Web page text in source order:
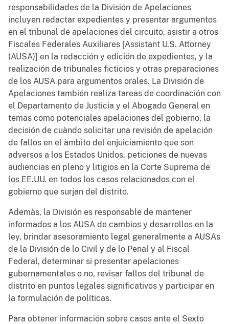
responsabilidades de la División de Apelaciones
incluyen redactar expedientes y presentar argumentos
en el tribunal de apelaciones del circuito, asistir a otros
Fiscales Federales Auxiliares [Assistant U.S. Attorney
(AUSA)] en la redacción y edición de expedientes, y la
realización de tribunales ficticios y otras preparaciones
de los AUSA para argumentos orales. La División de
Apelaciones también realiza tareas de coordinación con
el Departamento de Justicia y el Abogado General en
temas como potenciales apelaciones del gobierno, la
decisión de cuàndo solicitar una revisión de apelación
de fallos en el àmbito del enjuiciamiento que son
adversos a los Estados Unidos, peticiones de nuevas
audiencias en pleno y litigios en la Corte Suprema de
los EE.UU. en todos los casos relacionados con el
gobierno que surjan del distrito.
Ademàs, la División es responsable de mantener
informados a los AUSA de cambios y desarrollos en la
ley, brindar asesoramiento legal generalmente a AUSAs
de la División de lo Civil y de lo Penal y al Fiscal
Federal, determinar si presentar apelaciones
gubernamentales o no, revisar fallos del tribunal de
distrito en puntos legales significativos y participar en
la formulación de políticas.
Para obtener información sobre casos ante el Sexto